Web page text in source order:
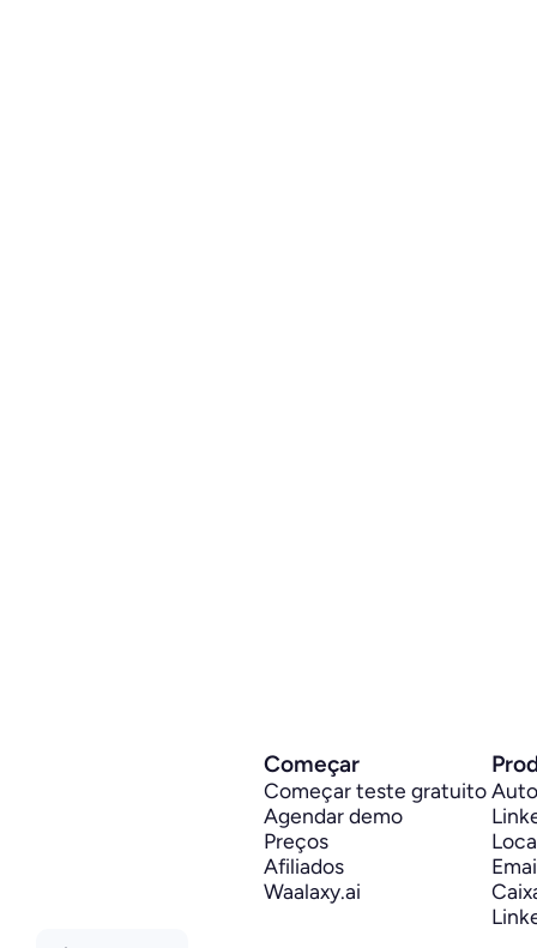
Começar
Começar teste gratuito
Agendar demo
Preços
Afiliados
Waalaxy.ai